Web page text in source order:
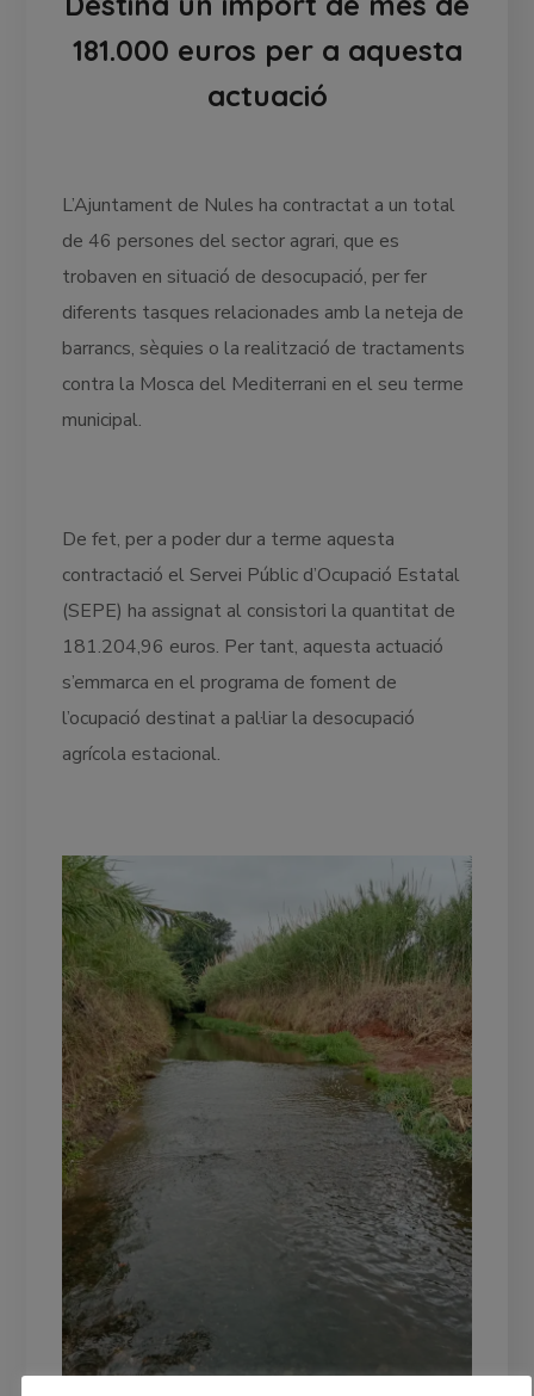
181.000 euros per a aquesta
actuació
L’Ajuntament de Nules ha contractat a un total
de 46 persones del sector agrari, que es
trobaven en situació de desocupació, per fer
diferents tasques relacionades amb la neteja de
barrancs, sèquies o la realització de tractaments
contra la Mosca del Mediterrani en el seu terme
municipal.
De fet, per a poder dur a terme aquesta
contractació el Servei Públic d’Ocupació Estatal
(SEPE) ha assignat al consistori la quantitat de
181.204,96 euros. Per tant, aquesta actuació
s’emmarca en el programa de foment de
l’ocupació destinat a pal·liar la desocupació
agrícola estacional.